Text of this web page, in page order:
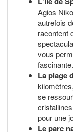
Agios
autrefois
racontent
vous
fascinante.
La plage
se
pour une
Le parc